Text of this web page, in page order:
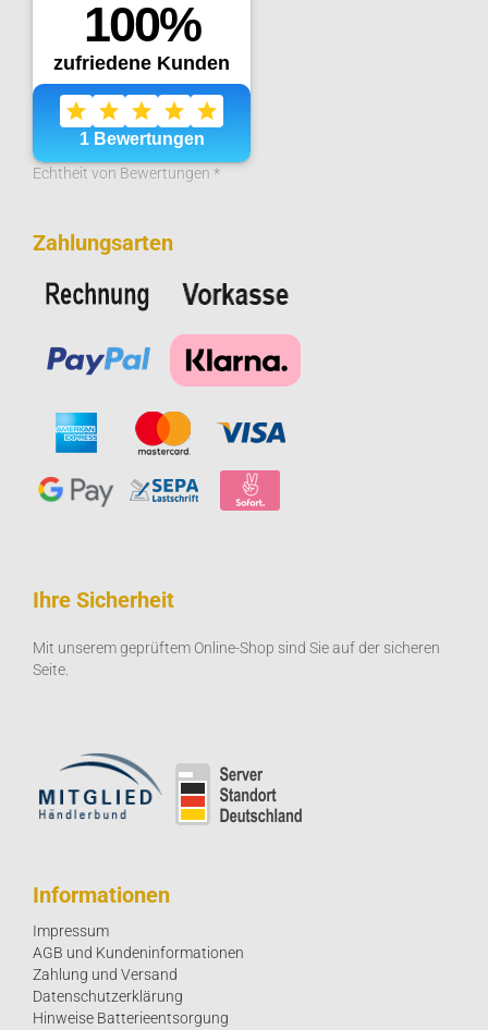
Echtheit von Bewertungen *
Zahlungsarten
Ihre Sicherheit
Mit unserem geprüftem Online-Shop sind Sie auf der sicheren
Seite.
Informationen
Impressum
AGB und Kundeninformationen
Zahlung und Versand
Datenschutzerklärung
Hinweise Batterieentsorgung